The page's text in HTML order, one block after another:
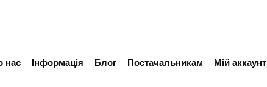
нас Інформація Блог Постачальникам Мій аккаунт